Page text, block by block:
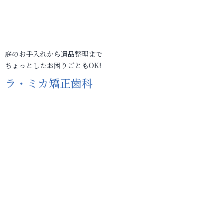
庭のお手入れから遺品整理まで
ちょっとしたお困りごともOK!
ラ・ミカ矯正歯科